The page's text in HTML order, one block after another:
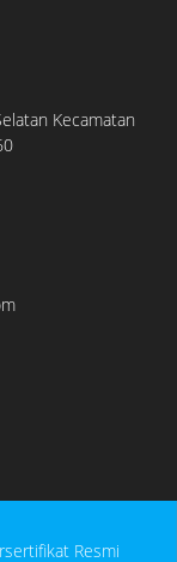
Kecamatan
Resmi